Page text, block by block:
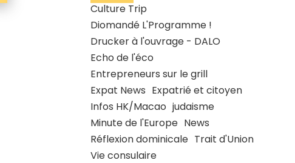
Culture Trip
Diomandé L'Programme !
Drucker à l'ouvrage - DALO
Echo de l'éco
Entrepreneurs sur le grill
Expat News Expatrié et citoyen
Infos HK/Macao judaisme
Minute de l'Europe News
Réflexion dominicale Trait d'Union
Vie consulaire